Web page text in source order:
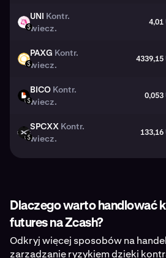
UNI
USD
UNI Kontr.
wiecz.
4,01
PAXG
USD
PAXG Kontr.
wiecz.
4339,15
BICO
USD
BICO Kontr.
wiecz.
0,053
SPCXX
USD
SPCXX Kontr.
wiecz.
133,16
Dlaczego warto handlować
futures na Zcash?
Odkryj więcej sposobów na
zarządzanie ryzykiem dzięki